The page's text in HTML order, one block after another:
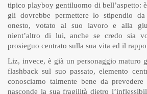
tipico playboy gentiluomo di bell’aspetto:
gli dovrebbe permettere lo stipendio
onesto, votato al suo lavoro e alla
nient’altro di lui, anche se credo sia
prosieguo centrato sulla sua vita ed il
Liz, invece, è già un personaggio maturo
flashback sul suo passato, elemento
conosciamo talmente bene da
nasconde la sua fragilità dietro